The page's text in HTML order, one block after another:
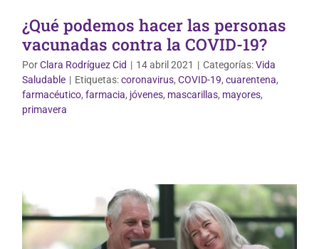
¿Qué podemos hacer las personas
vacunadas contra la COVID-19?
PorClara Rodríguez Cid | 14 abril 2021 | Categorías:Vida
Saludable | Etiquetas:coronavirus, COVID-19, cuarentena,
farmacéutico, farmacia, jóvenes, mascarillas, mayores,
primavera